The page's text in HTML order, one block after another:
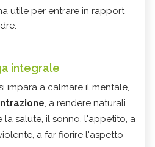
utile per entrare in rapport
integrale
impara a calmare il mentale,
, a rendere naturali
la salute, il sonno, l'appetito, a
a far fiorire l'aspetto